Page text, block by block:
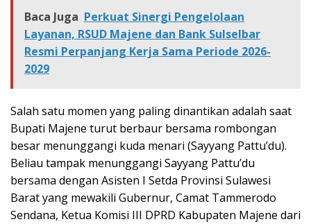
Baca Juga Perkuat Sinergi Pengelolaan
Layanan, RSUD Majene dan Bank Sulselbar
Resmi Perpanjang Kerja Sama Periode 2026-
2029
Salah satu momen yang paling dinantikan adalah saat
Bupati Majene turut berbaur bersama rombongan
besar menunggangi kuda menari (Sayyang Pattu’du).
Beliau tampak menunggangi Sayyang Pattu’du
bersama dengan Asisten I Setda Provinsi Sulawesi
Barat yang mewakili Gubernur, Camat Tammerodo
Sendana, Ketua Komisi III DPRD Kabupaten Majene dari